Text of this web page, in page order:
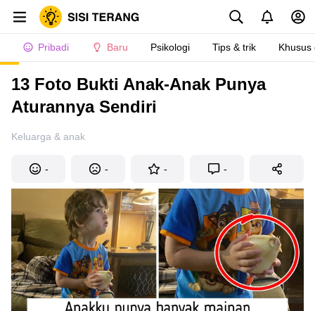
Pribadi Baru Psikologi Tips & trik Khusus
13 Foto Bukti Anak-Anak Punya
Aturannya Sendiri
Keluarga & anak
- - - -